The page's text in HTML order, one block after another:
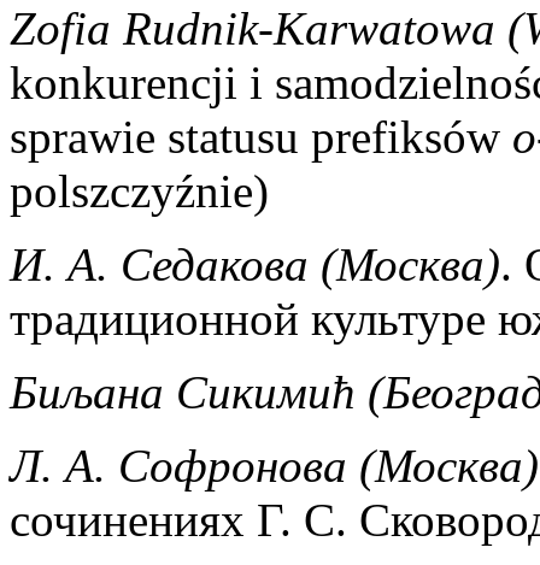
Zofia Rudnik-Karwatowa
konkurencji i
sprawie statusu prefiksów o
polszczyźnie)
И. А. Седакова (Москва).
традиционной культуре
Биљана Сикимић
Л. А. Софронова (Москва)
сочинениях Г. С.